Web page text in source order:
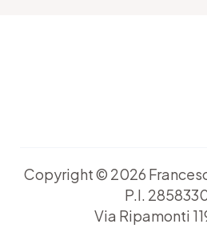
Copyright © 2026
P.I.
Via Ripamonti